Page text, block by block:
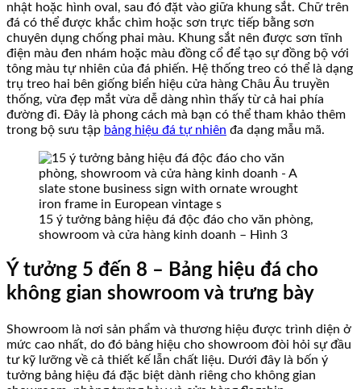
nhật hoặc hình oval, sau đó đặt vào giữa khung sắt. Chữ trên
đá có thể được khắc chìm hoặc sơn trực tiếp bằng sơn
chuyên dụng chống phai màu. Khung sắt nên được sơn tĩnh
điện màu đen nhám hoặc màu đồng cổ để tạo sự đồng bộ với
tông màu tự nhiên của đá phiến. Hệ thống treo có thể là dạng
trụ treo hai bên giống biển hiệu cửa hàng Châu Âu truyền
thống, vừa đẹp mắt vừa dễ dàng nhìn thấy từ cả hai phía
đường đi. Đây là phong cách mà bạn có thể tham khảo thêm
trong bộ sưu tập bảng hiệu đá tự nhiên đa dạng mẫu mã.
15 ý tưởng bảng hiệu đá độc đáo cho văn phòng,
showroom và cửa hàng kinh doanh – Hình 3
Ý tưởng 5 đến 8 – Bảng hiệu đá cho
không gian showroom và trưng bày
Showroom là nơi sản phẩm và thương hiệu được trình diện ở
mức cao nhất, do đó bảng hiệu cho showroom đòi hỏi sự đầu
tư kỹ lưỡng về cả thiết kế lẫn chất liệu. Dưới đây là bốn ý
tưởng bảng hiệu đá đặc biệt dành riêng cho không gian